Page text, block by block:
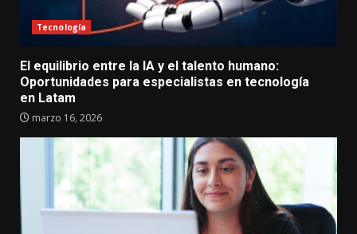
Tecnología
El equilibrio entre la IA y el talento humano:
Oportunidades para especialistas en tecnología
en Latam
marzo 16, 2026